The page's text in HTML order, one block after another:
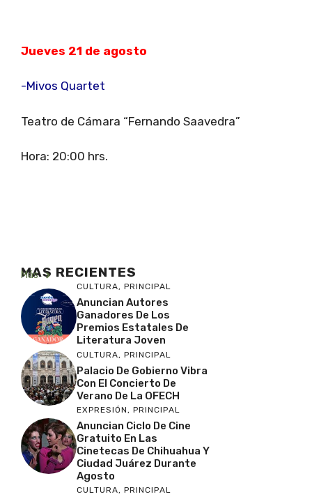
Jueves 21 de agosto
-Mivos Quartet
Teatro de Cámara “Fernando Saavedra”
Hora: 20:00 hrs.
MAS RECIENTES
Más
CULTURA, PRINCIPAL
Anuncian Autores
Ganadores De Los
Premios Estatales De
Literatura Joven
CULTURA, PRINCIPAL
Palacio De Gobierno Vibra
Con El Concierto De
Verano De La OFECH
EXPRESIÓN, PRINCIPAL
Anuncian Ciclo De Cine
Gratuito En Las
Cinetecas De Chihuahua Y
Ciudad Juárez Durante
Agosto
CULTURA, PRINCIPAL